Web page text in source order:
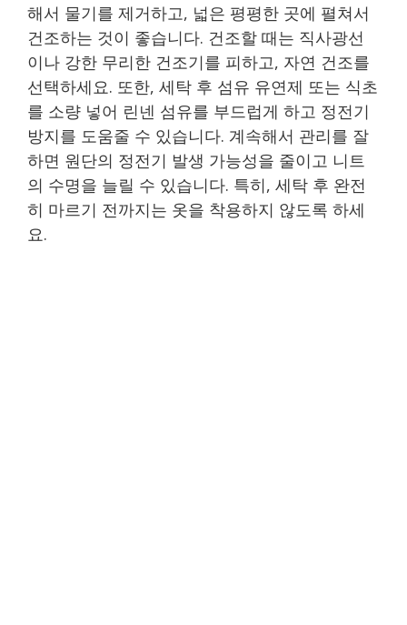
해서 물기를 제거하고, 넓은 평평한 곳에 펼쳐서
건조하는 것이 좋습니다. 건조할 때는 직사광선
이나 강한 무리한 건조기를 피하고, 자연 건조를
선택하세요. 또한, 세탁 후 섬유 유연제 또는 식초
를 소량 넣어 린넨 섬유를 부드럽게 하고 정전기
방지를 도움줄 수 있습니다. 계속해서 관리를 잘
하면 원단의 정전기 발생 가능성을 줄이고 니트
의 수명을 늘릴 수 있습니다. 특히, 세탁 후 완전
히 마르기 전까지는 옷을 착용하지 않도록 하세
요.